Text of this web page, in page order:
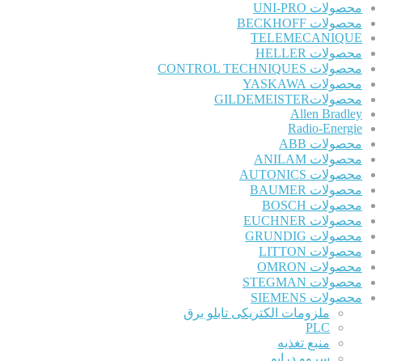
محصولات UNI-PRO
محصولات BECKHOFF
TELEMECANIQUE
محصولات HELLER
محصولات CONTROL TECHNIQUES
محصولات YASKAWA
محصولاتGILDEMEISTER
Allen Bradley
Radio-Energie
محصولات ABB
محصولات ANILAM
محصولات AUTONICS
محصولات BAUMER
محصولات BOSCH
محصولات EUCHNER
محصولات GRUNDIG
محصولات LITTON
محصولات OMRON
محصولات STEGMAN
محصولات SIEMENS
ملزومات الکتریکی تابلو برق
PLC
منبع تغذیه
سروو درایو